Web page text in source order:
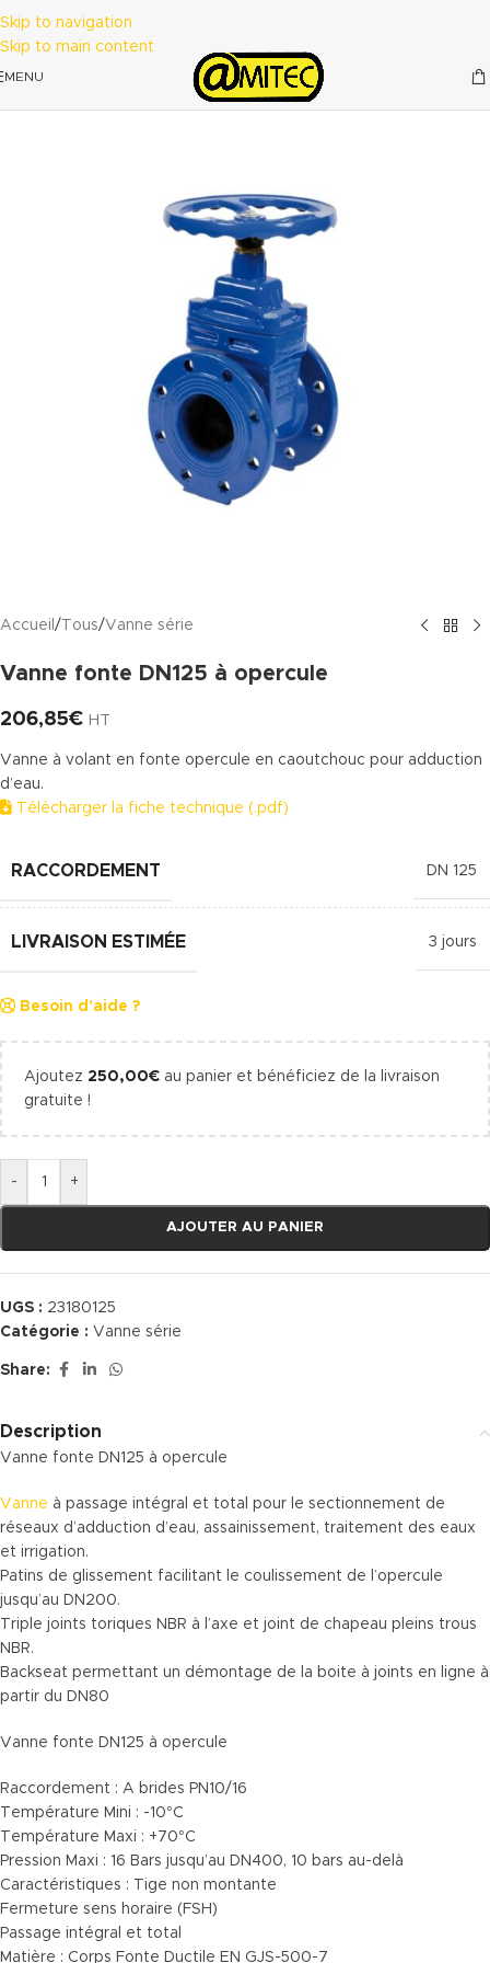
Skip to navigation
Skip to main content
MENU
Accueil / Tous/Vanne série
Vanne fonte DN125 à opercule
206,85€ HT
Vanne à volant en fonte opercule en caoutchouc pour adduction
d’eau.
Télécharger la fiche technique (.pdf)
RACCORDEMENT DN 125
LIVRAISON ESTIMÉE 3 jours
Besoin d'aide ?
Ajoutez 250,00€ au panier et bénéficiez de la livraison
gratuite !
- +
AJOUTER AU PANIER
UGS : 23180125
Catégorie : Vanne série
Share:
Description
Vanne fonte DN125 à opercule
Vanne à passage intégral et total pour le sectionnement de
réseaux d’adduction d’eau, assainissement, traitement des eaux
et irrigation.
Patins de glissement facilitant le coulissement de l’opercule
jusqu’au DN200.
Triple joints toriques NBR à l’axe et joint de chapeau pleins trous
NBR.
Backseat permettant un démontage de la boite à joints en ligne à
partir du DN80
Vanne fonte DN125 à opercule
Raccordement : A brides PN10/16
Température Mini : -10°C
Température Maxi : +70°C
Pression Maxi : 16 Bars jusqu’au DN400, 10 bars au-delà
Caractéristiques : Tige non montante
Fermeture sens horaire (FSH)
Passage intégral et total
Matière : Corps Fonte Ductile EN GJS-500-7